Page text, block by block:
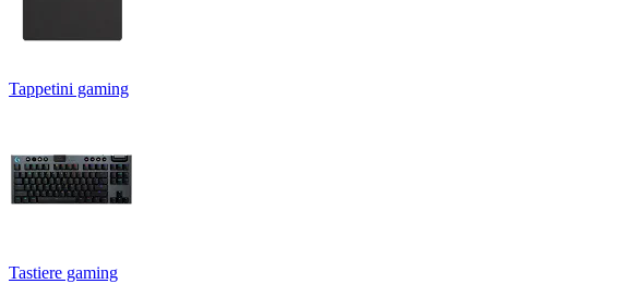
Tappetini gaming
Tastiere gaming